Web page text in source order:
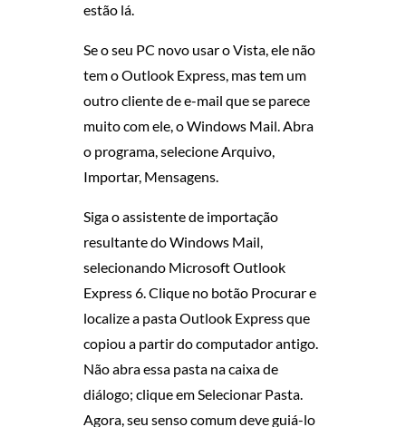
estão lá.
Se o seu PC novo usar o Vista, ele não
tem o Outlook Express, mas tem um
outro cliente de e-mail que se parece
muito com ele, o Windows Mail. Abra
o programa, selecione Arquivo,
Importar, Mensagens.
Siga o assistente de importação
resultante do Windows Mail,
selecionando Microsoft Outlook
Express 6. Clique no botão Procurar e
localize a pasta Outlook Express que
copiou a partir do computador antigo.
Não abra essa pasta na caixa de
diálogo; clique em Selecionar Pasta.
Agora, seu senso comum deve guiá-lo